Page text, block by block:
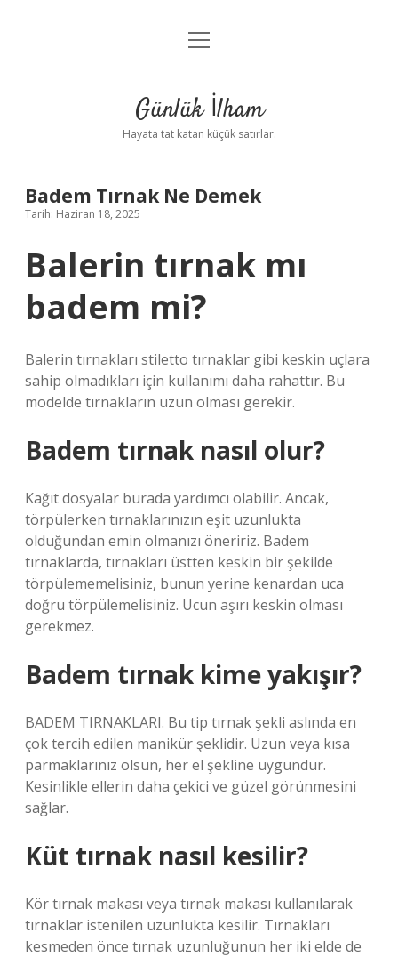
Anasayfa
Yasal Uyarı
menüyü
Günlük İlham
Hayata tat katan küçük satırlar.
Badem Tırnak Ne Demek
Tarih: Haziran 18, 2025
Balerin tırnak mı
badem mi?
Balerin tırnakları stiletto tırnaklar gibi keskin uçlara
sahip olmadıkları için kullanımı daha rahattır. Bu
modelde tırnakların uzun olması gerekir.
Badem tırnak nasıl olur?
Kağıt dosyalar burada yardımcı olabilir. Ancak,
törpülerken tırnaklarınızın eşit uzunlukta
olduğundan emin olmanızı öneririz. Badem
tırnaklarda, tırnakları üstten keskin bir şekilde
törpülememelisiniz, bunun yerine kenardan uca
doğru törpülemelisiniz. Ucun aşırı keskin olması
gerekmez.
Badem tırnak kime yakışır?
BADEM TIRNAKLARI. Bu tip tırnak şekli aslında en
çok tercih edilen manikür şeklidir. Uzun veya kısa
parmaklarınız olsun, her el şekline uygundur.
Kesinlikle ellerin daha çekici ve güzel görünmesini
sağlar.
Küt tırnak nasıl kesilir?
Kör tırnak makası veya tırnak makası kullanılarak
tırnaklar istenilen uzunlukta kesilir. Tırnakları
kesmeden önce tırnak uzunluğunun her iki elde de